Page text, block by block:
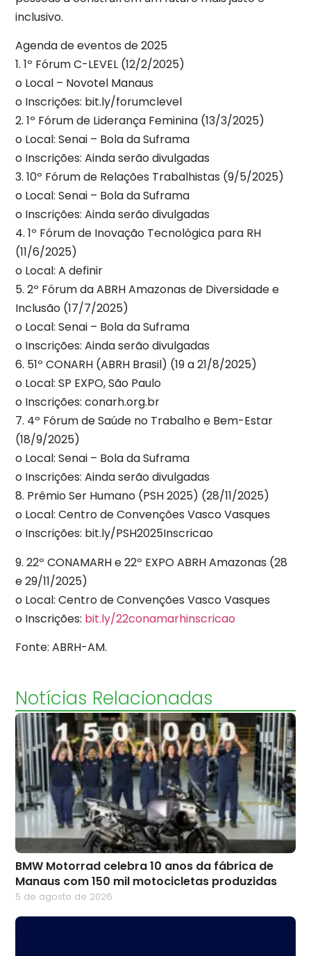
inclusivo.
Agenda de eventos de 2025
1. 1º Fórum C-LEVEL (12/2/2025)
o Local – Novotel Manaus
o Inscrições: bit.ly/forumclevel
2. 1º Fórum de Liderança Feminina (13/3/2025)
o Local: Senai – Bola da Suframa
o Inscrições: Ainda serão divulgadas
3. 10º Fórum de Relações Trabalhistas (9/5/2025)
o Local: Senai – Bola da Suframa
o Inscrições: Ainda serão divulgadas
4. 1º Fórum de Inovação Tecnológica para RH
(11/6/2025)
o Local: A definir
5. 2º Fórum da ABRH Amazonas de Diversidade e
Inclusão (17/7/2025)
o Local: Senai – Bola da Suframa
o Inscrições: Ainda serão divulgadas
6. 51º CONARH (ABRH Brasil) (19 a 21/8/2025)
o Local: SP EXPO, São Paulo
o Inscrições: conarh.org.br
7. 4º Fórum de Saúde no Trabalho e Bem-Estar
(18/9/2025)
o Local: Senai – Bola da Suframa
o Inscrições: Ainda serão divulgadas
8. Prêmio Ser Humano (PSH 2025) (28/11/2025)
o Local: Centro de Convenções Vasco Vasques
o Inscrições: bit.ly/PSH2025Inscricao
9. 22º CONAMARH e 22º EXPO ABRH Amazonas (28
e 29/11/2025)
o Local: Centro de Convenções Vasco Vasques
o Inscrições: bit.ly/22conamarhinscricao
Fonte: ABRH-AM.
Notícias Relacionadas
BMW Motorrad celebra 10 anos da fábrica de
Manaus com 150 mil motocicletas produzidas
5 de agosto de 2026